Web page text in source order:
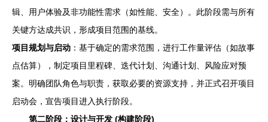
辑、用户体验及非功能性需求（如性能、安全）。此阶段需与所有
关键方达成共识，形成项目范围的基线。
项目规划与启动 ：基于确定的需求范围，进行工作量评估（如故事
点估算），制定项目里程碑、迭代计划、沟通计划、风险应对预
案。明确团队角色与职责，获取必要的资源支持，并正式召开项目
启动会，宣告项目进入执行阶段。
第二阶段：设计与开发 (构建阶段)